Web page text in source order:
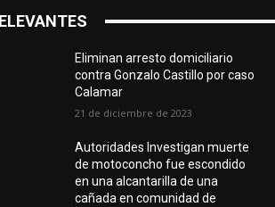
Eliminan arresto domiciliario
contra Gonzalo Castillo por caso
Calamar
21 de diciembre de 2023
Autoridades Investigan muerte
de motoconcho fue escondido
en una alcantarilla de una
cañada en comunidad de